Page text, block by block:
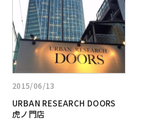
（前
篇）
2015/06/13
URBAN RESEARCH DOORS
虎ノ門店
し
く
見
る:URBAN
RESEARCH
DOORS
虎
ノ